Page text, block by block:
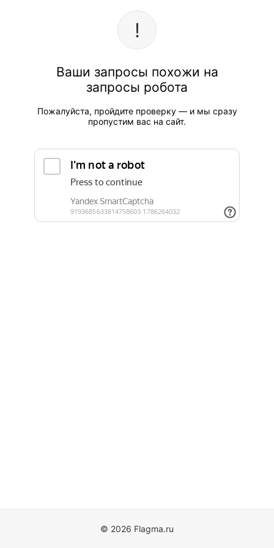
Ваши запросы похожи на
запросы робота
Пожалуйста, пройдите проверку — и мы сразу
пропустим вас на сайт.
© 2026 Flagma.ru